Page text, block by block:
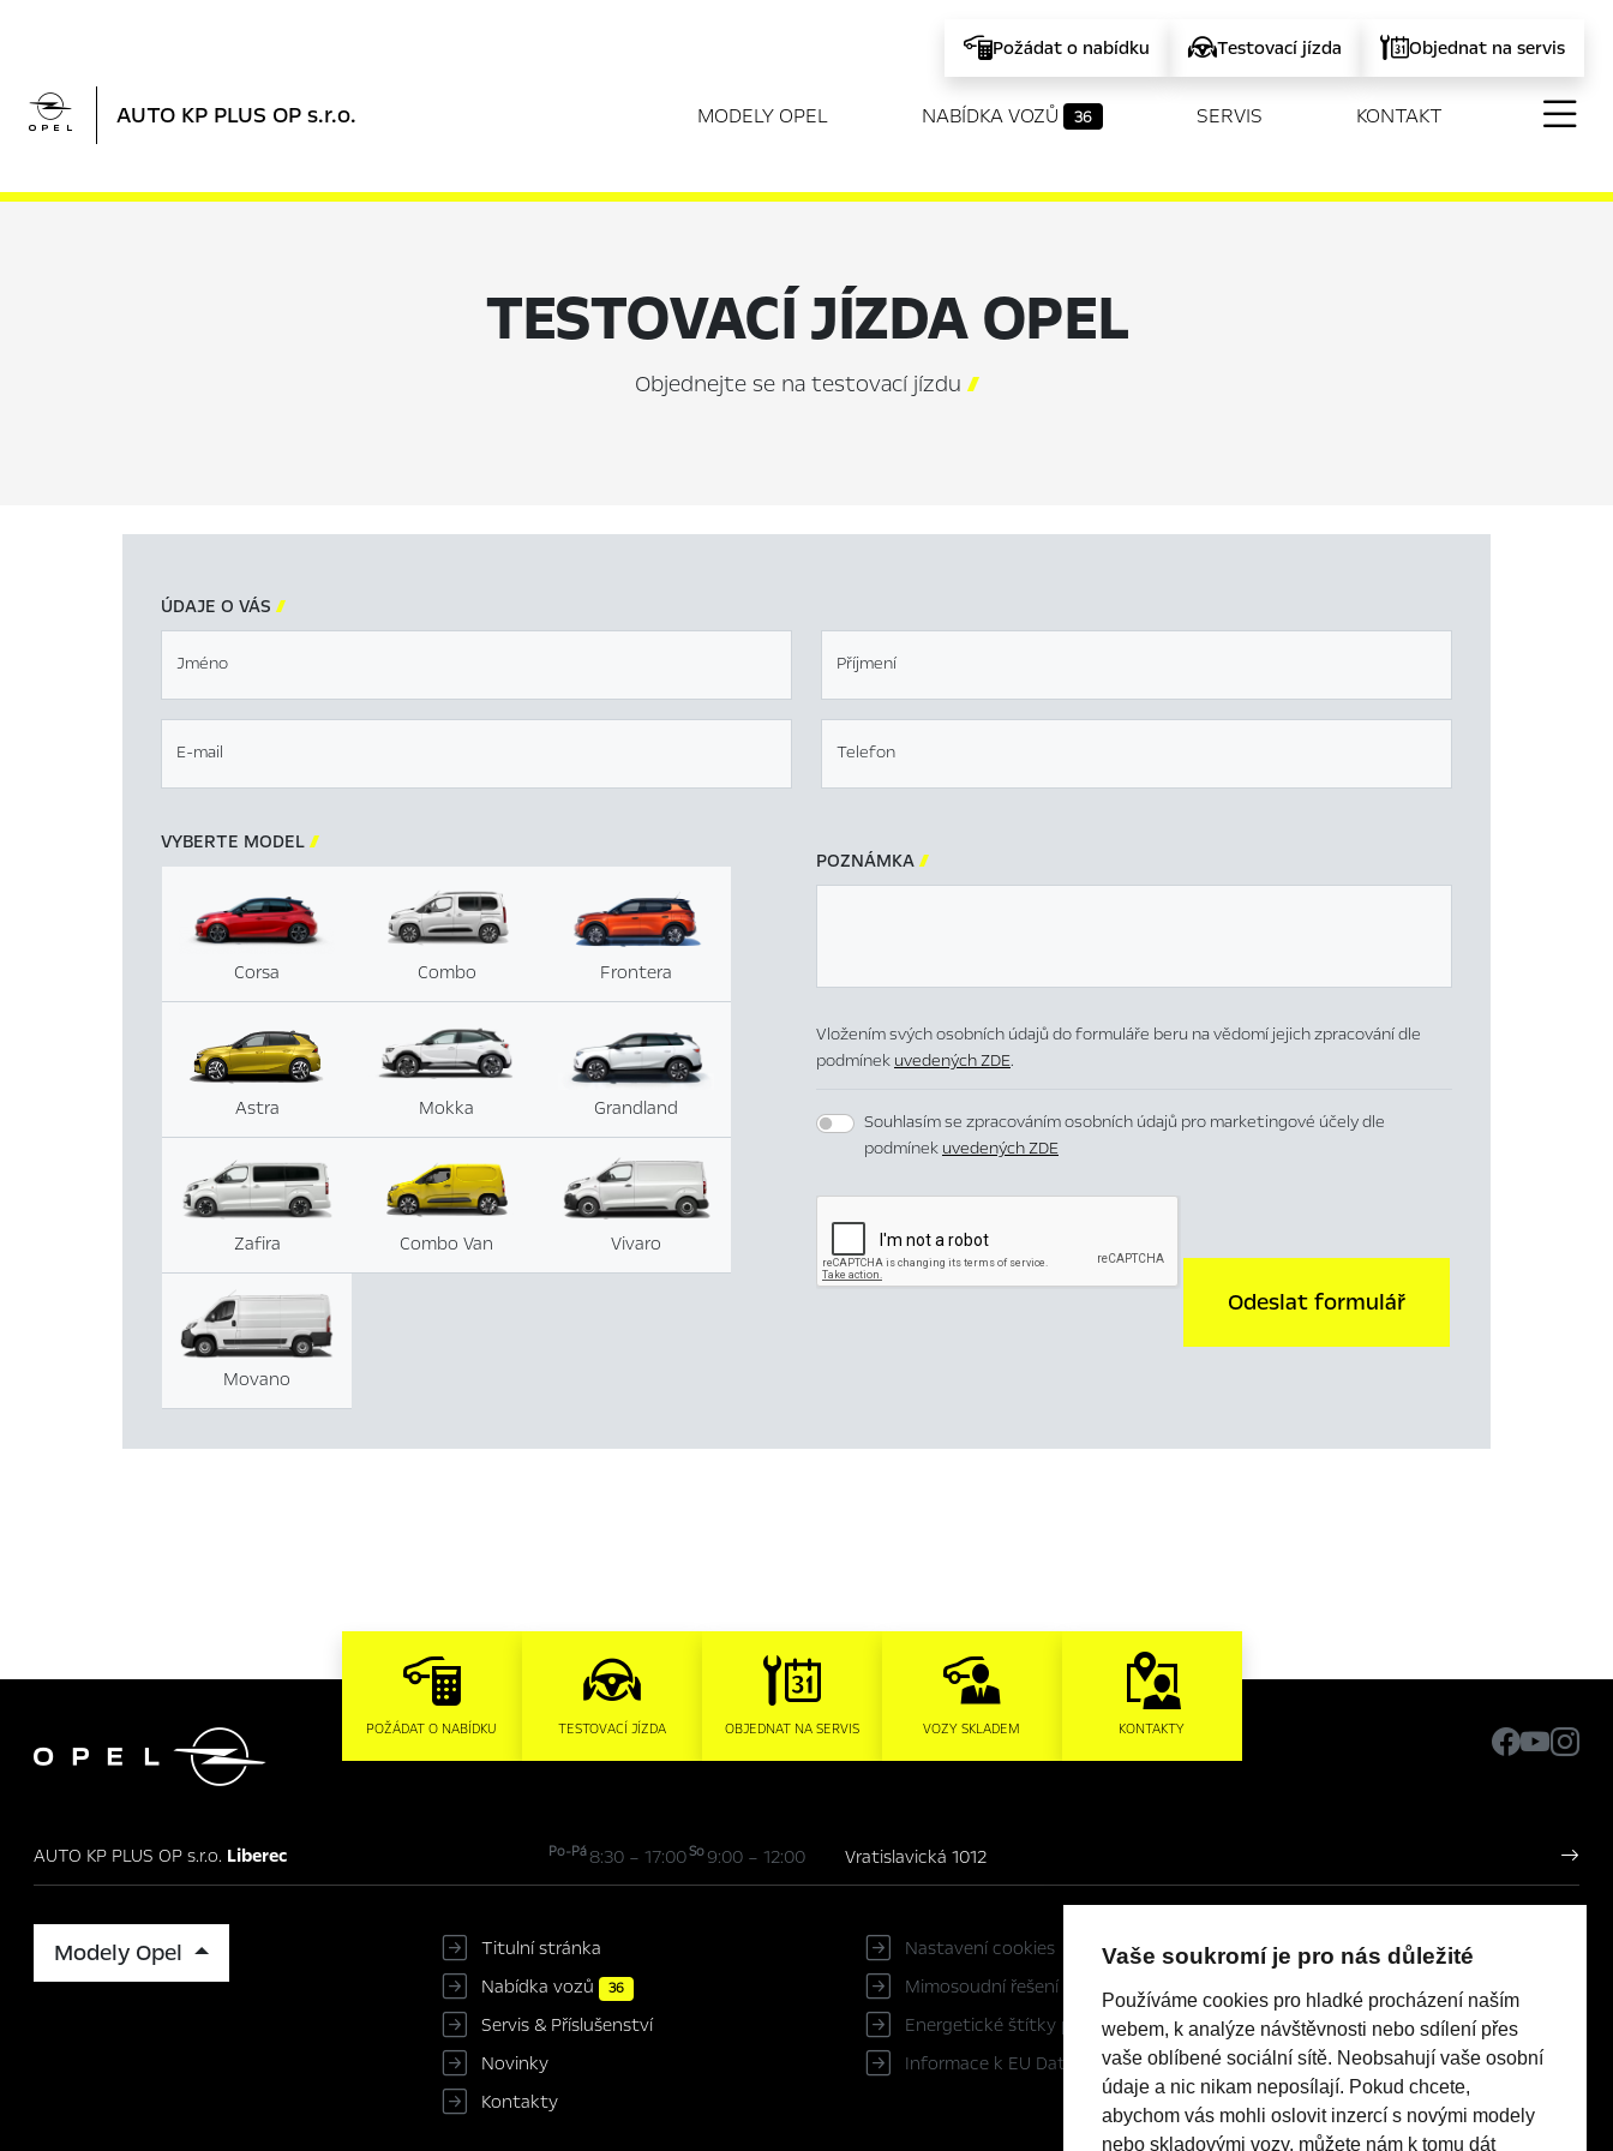
Požádat o nabídku Testovací jízda Objednat na servis
 AUTO KP PLUS OP s.r.o. MODELY OPEL NABÍDKA VOZŮ 36 SERVIS KONTAKT
TESTOVACÍ JÍZDA OPEL
Objednejte se na testovací jízdu 
ÚDAJE O VÁS 
Jméno Příjmení
E-mail Telefon
VYBERTE MODEL 
Corsa Combo Frontera
Astra Mokka Grandland
Zafira Combo Van Vivaro
Movano
POZNÁMKA 
Vložením svých osobních údajů do formuláře beru na vědomí jejich zpracování dle
podmínek uvedených ZDE.
Souhlasím se zpracováním osobních údajů pro marketingové účely dle
podmínek uvedených ZDE
Odeslat formulář
 POŽÁDAT O NABÍDKU TESTOVACÍ JÍZDA OBJEDNAT NA SERVIS VOZY SKLADEM KONTAKTY
AUTO KP PLUS OP s.r.o. Liberec Po-Pá8:30 – 17:00So 9:00 – 12:00 Vratislavická 1012
Modely Opel
Titulní stránka
Nabídka vozů 36
Servis & Příslušenství
Novinky
Kontakty
Nastavení cookies
Mimosoudní řešení sporů
Energetické štítky pneumatik
Informace k EU Data Act
Realizace 2023Comin.cz, s.r.o.
lead management GROWITO
Vaše soukromí je pro nás důležité
Používáme cookies pro hladké procházení naším
webem, k analýze návštěvnosti nebo sdílení přes
vaše oblíbené sociální sítě. Neobsahují vaše osobní
údaje a nic nikam neposílají. Pokud chcete,
abychom vás mohli oslovit inzercí s novými modely
nebo skladovými vozy, můžete nám k tomu dát